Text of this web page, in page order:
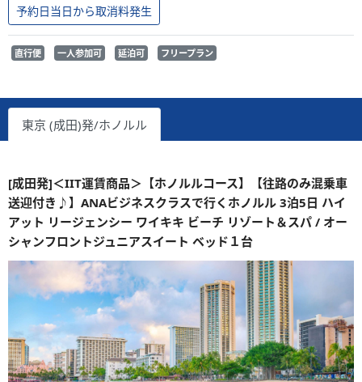
予約日当日から取消料発生
直行便 一人参加可 延泊可 フリープラン
東京 (成田)発/ホノルル
[成田発]＜IIT運賃商品＞【ホノルルコース】【往路のみ混乗車
送迎付き♪】ANAビジネスクラスで行くホノルル 3泊5日 ハイ
アット リージェンシー ワイキキ ビーチ リゾート＆スパ / オー
シャンフロントジュニアスイート ベッド１台